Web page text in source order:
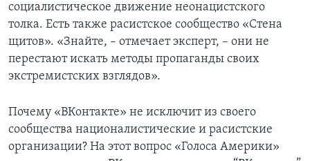
социалистическое движение неонацистского
толка. Есть также расистское сообщество «Стена
щитов». «Знайте, – отмечает эксперт, – они не
перестают искать методы пропаганды своих
экстремистских взглядов».
Почему «ВКонтакте» не исключит из своего
сообщества националистические и расистские
организации? На этот вопрос «Голоса Америки»